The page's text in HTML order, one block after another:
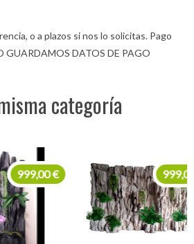
o a plazos si nos lo solicitas. Pago
GUARDAMOS DATOS DE PAGO
categoría
€ 999,00 €